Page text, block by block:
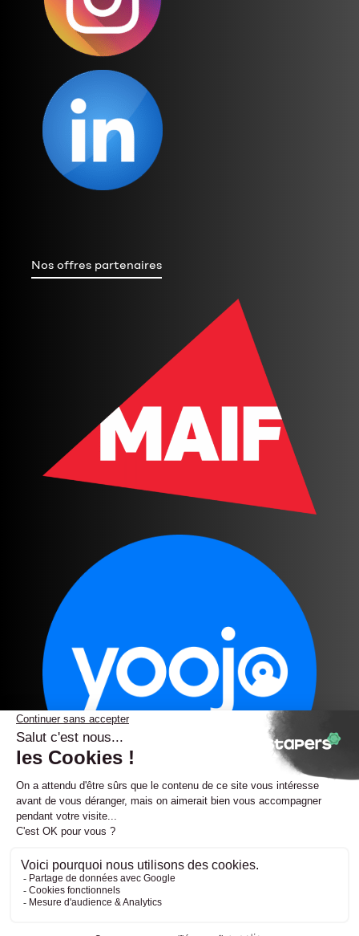
Nos offres partenaires
Quels avantages ?